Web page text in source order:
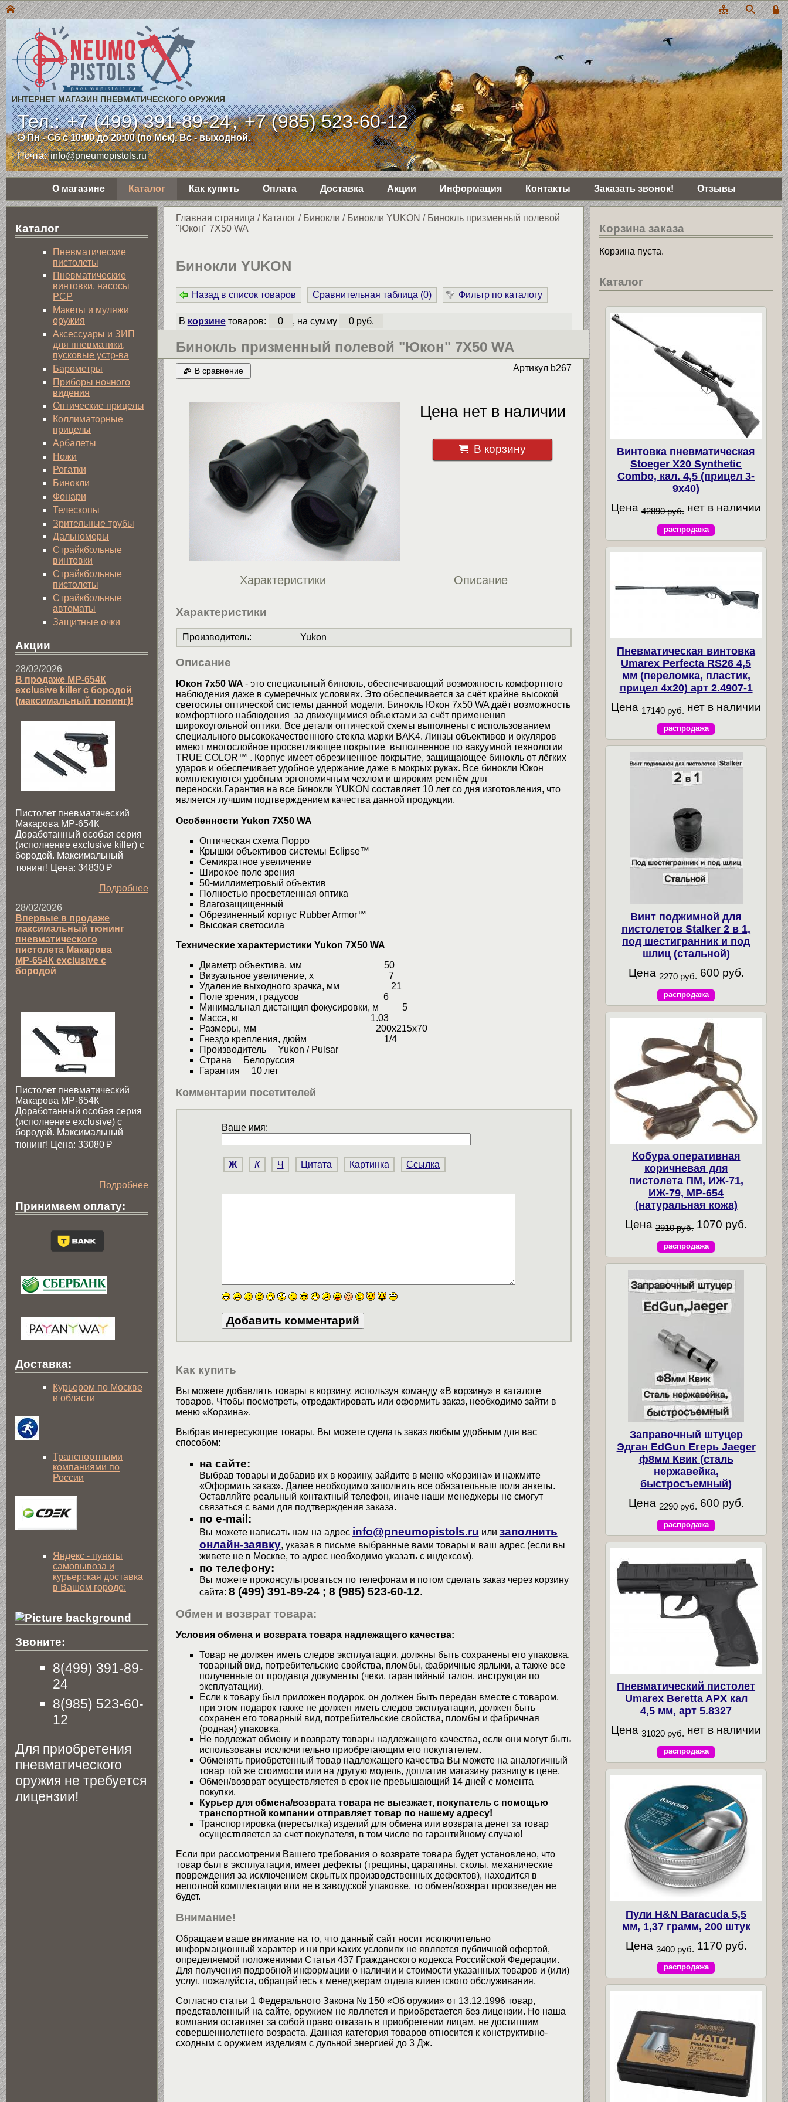
ИНТЕРНЕТ МАГАЗИН ПНЕВМАТИЧЕСКОГО ОРУЖИЯ
Тел.:+7 (499) 391-89-24,+7 (985) 523-60-12
Пн - Сб с 10:00 до 20:00 (по Мск). Вс - выходной.
Почта: info@pneumopistols.ru
О магазине Каталог Как купить Оплата Доставка Акции Информация Контакты Заказать звонок! Отзывы
Главная страница / Каталог/ Бинокли / Бинокли YUKON / Бинокль призменный полевой
"Юкон" 7Х50 WA
Бинокли YUKON
Назад в список товаров Сравнительная таблица (0) Фильтр по каталогу
В корзинетоваров: 0 , на сумму 0 руб.
Бинокль призменный полевой "Юкон" 7Х50 WA
В сравнение Артикул b267
Цена нет в наличии
В корзину
Характеристики Описание
Характеристики
Производитель: Yukon
Описание
Юкон 7x50 WA - это специальный бинокль, обеспечивающий возможность комфортного
наблюдения даже в сумеречных условиях. Это обеспечивается за счёт крайне высокой
светосилы оптической системы данной модели. Бинокль Юкон 7х50 WA даёт возможность
комфортного наблюдения за движущимися объектами за счёт применения
широкоугольной оптики. Все детали оптической схемы выполнены с использованием
специального высококачественного стекла марки BAK4. Линзы объективов и окуляров
имеют многослойное просветляющее покрытие выполненное по вакуумной технологии
TRUE COLOR™ . Корпус имеет обрезиненное покрытие, защищающее бинокль от лёгких
ударов и обеспечивает удобное удержание даже в мокрых руках. Все бинокли Юкон
комплектуются удобным эргономичным чехлом и широким ремнём для
переноски.Гарантия на все бинокли YUKON составляет 10 лет со дня изготовления, что
является лучшим подтверждением качества данной продукции.
Особенности Yukon 7Х50 WA
Оптическая схема Порро
Крышки объективов системы Eclipse™
Семикратное увеличение
Широкое поле зрения
50-миллиметровый объектив
Полностью просветленная оптика
Влагозащищенный
Обрезиненный корпус Rubber Armor™
Высокая светосила
Технические характеристики Yukon 7Х50 WA
Диаметр объектива, мм 50
Визуальное увеличение, х 7
Удаление выходного зрачка, мм 21
Поле зрения, градусов 6
Минимальная дистанция фокусировки, м 5
Масса, кг 1.03
Размеры, мм 200x215x70
Гнездо крепления, дюйм 1/4
Производитель Yukon / Pulsar
Страна Белоруссия
Гарантия 10 лет
Комментарии посетителей
Ваше имя:
Ж К Ч Цитата Картинка Ссылка
Как купить
Вы можете добавлять товары в корзину, используя команду «В корзину» в каталоге
товаров. Чтобы посмотреть, отредактировать или оформить заказ, необходимо зайти в
меню «Корзина».
Выбрав интересующие товары, Вы можете сделать заказ любым удобным для вас
способом:
на сайте:
Выбрав товары и добавив их в корзину, зайдите в меню «Корзина» и нажмите
«Оформить заказ». Далее необходимо заполнить все обязательные поля анкеты.
Оставляйте реальный контактный телефон, иначе наши менеджеры не смогут
связаться с вами для подтверждения заказа.
по e-mail:
Вы можете написать нам на адрес info@pneumopistols.ru или заполнить
онлайн-заявку, указав в письме выбранные вами товары и ваш адрес (если вы
живете не в Москве, то адрес необходимо указать с индексом).
по телефону:
Вы можете проконсультроваться по телефонам и потом сделать заказ через корзину
сайта: 8 (499) 391-89-24 ; 8 (985) 523-60-12.
Обмен и возврат товара:
Условия обмена и возврата товара надлежащего качества:
Товар не должен иметь следов эксплуатации, должны быть сохранены его упаковка,
товарный вид, потребительские свойства, пломбы, фабричные ярлыки, а также все
полученные от продавца документы (чеки, гарантийный талон, инструкция по
эксплуатации).
Если к товару был приложен подарок, он должен быть передан вместе с товаром,
при этом подарок также не должен иметь следов эксплуатации, должен быть
сохранен его товарный вид, потребительские свойства, пломбы и фабричная
(родная) упаковка.
Не подлежат обмену и возврату товары надлежащего качества, если они могут быть
использованы исключительно приобретающим его покупателем.
Обменять приобретенный товар надлежащего качества Вы можете на аналогичный
товар той же стоимости или на другую модель, доплатив магазину разницу в цене.
Обмен/возврат осуществляется в срок не превышающий 14 дней с момента
покупки.
Курьер для обмена/возврата товара не выезжает, покупатель с помощью
транспортной компании отправляет товар по нашему адресу!
Транспортировка (пересылка) изделий для обмена или возврата денег за товар
осуществляется за счет покупателя, в том числе по гарантийному случаю!
Если при рассмотрении Вашего требования о возврате товара будет установлено, что
товар был в эксплуатации, имеет дефекты (трещины, царапины, сколы, механические
повреждения за исключением скрытых производственных дефектов), находится в
неполной комплектации или не в заводской упаковке, то обмен/возврат произведен не
будет.
Внимание!
Обращаем ваше внимание на то, что данный сайт носит исключительно
информационный характер и ни при каких условиях не является публичной офертой,
определяемой положениями Статьи 437 Гражданского кодекса Российской Федерации.
Для получения подробной информации о наличии и стоимости указанных товаров и (или)
услуг, пожалуйста, обращайтесь к менеджерам отдела клиентского обслуживания.
Согласно статьи 1 Федерального Закона № 150 «Об оружии» от 13.12.1996 товар,
представленный на сайте, оружием не является и приобретается без лицензии. Но наша
компания оставляет за собой право отказать в приобретении лицам, не достигшим
совершеннолетнего возраста. Данная категория товаров относится к конструктивно-
сходным с оружием изделиям с дульной энергией до 3 Дж.
Каталог
Пнев­ма­ти­чес­кие
пистолеты
Пневматические
винтовки, насосы
PCP
Макеты и муляжи
оружия
Аксессуары и ЗИП
для пневматики,
пусковые устр-ва
Барометры
Приборы ночного
видения
Оптические прицелы
Коллиматорные
прицелы
Арбалеты
Ножи
Рогатки
Бинокли
Фонари
Телескопы
Зрительные трубы
Дальномеры
Страйкбольные
винтовки
Страйкбольные
пистолеты
Страйкбольные
автоматы
Защитные очки
Акции
28/02/2026
В продаже МР-654К
exclusive killer с бородой
(максимальный тюнинг)!
Пистолет пневматический
Макарова МР-654К
Доработанный особая серия
(исполнение exclusive killer) с
бородой. Максимальный
тюнинг! Цена: 34830 ₽
Подробнее
28/02/2026
Впервые в продаже
максимальный тюнинг
пневматического
пистолета Макарова
МР-654К exclusive с
бородой
Пистолет пневматический
Макарова МР-654К
Доработанный особая серия
(исполнение exclusive) c
бородой. Максимальный
тюнинг! Цена: 33080 ₽
Подробнее
Принимаем оплату:
Доставка:
Курьером по Москве
и области
Транспортными
компаниями по
России
Яндекс - пункты
самовывоза и
курьерская доставка
в Вашем городе:
Звоните:
8(499) 391-89-
24
8(985) 523-60-
12
Для приобретения
пневматического
оружия не требуется
лицензии!
Корзина заказа
Корзина пуста.
Каталог
Винтовка пневматическая
Stoeger X20 Synthetic
Combo, кал. 4,5 (прицел 3-
9х40)
Цена 42890 руб. нет в наличии
распродажа
Пневматическая винтовка
Umarex Perfecta RS26 4,5
мм (переломка, пластик,
прицел 4x20) арт 2.4907-1
Цена 17140 руб. нет в наличии
распродажа
Винт поджимной для
пистолетов Stalker 2 в 1,
под шестигранник и под
шлиц (стальной)
Цена 2270 руб. 600 руб.
распродажа
Кобура оперативная
коричневая для
пистолета ПМ, ИЖ-71,
ИЖ-79, МР-654
(натуральная кожа)
Цена 2910 руб. 1070 руб.
распродажа
Заправочный штуцер
Эдган EdGun Егерь Jaeger
ф8мм Квик (сталь
нержавейка,
быстросъемный)
Цена 2290 руб. 600 руб.
распродажа
Пневматический пистолет
Umarex Beretta APX кал
4,5 мм, арт 5.8327
Цена31020 руб. нет в наличии
распродажа
Пули H&N Baracuda 5,5
мм, 1,37 грамм, 200 штук
Цена 3400 руб. 1170 руб.
распродажа